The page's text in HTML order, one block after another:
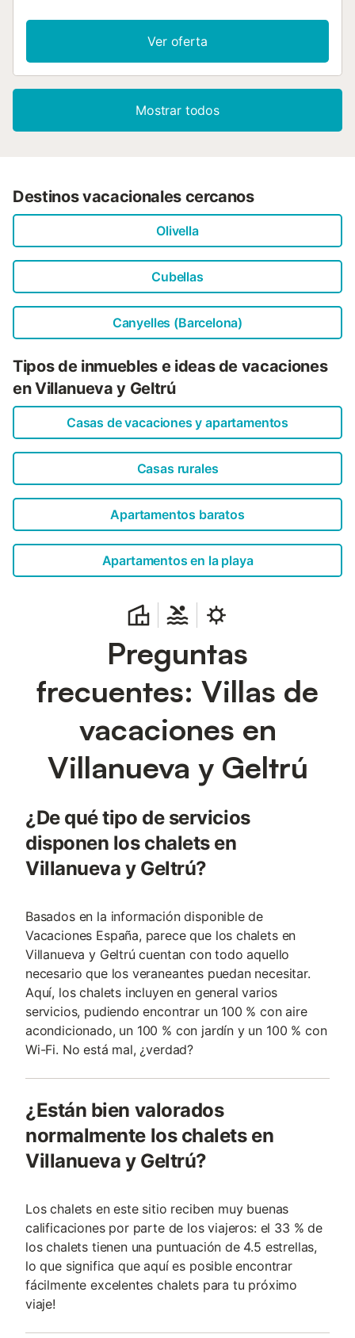
Ver oferta
Mostrar todos
Destinos vacacionales cercanos
Olivella
Cubellas
Canyelles (Barcelona)
Tipos de inmuebles e ideas de vacaciones
en Villanueva y Geltrú
Casas de vacaciones y apartamentos
Casas rurales
Apartamentos baratos
Apartamentos en la playa
Preguntas
frecuentes: Villas de
vacaciones en
Villanueva y Geltrú
¿De qué tipo de servicios
disponen los chalets en
Villanueva y Geltrú?
Basados en la información disponible de
Vacaciones España, parece que los chalets en
Villanueva y Geltrú cuentan con todo aquello
necesario que los veraneantes puedan necesitar.
Aquí, los chalets incluyen en general varios
servicios, pudiendo encontrar un 100 % con aire
acondicionado, un 100 % con jardín y un 100 % con
Wi-Fi. No está mal, ¿verdad?
¿Están bien valorados
normalmente los chalets en
Villanueva y Geltrú?
Los chalets en este sitio reciben muy buenas
calificaciones por parte de los viajeros: el 33 % de
los chalets tienen una puntuación de 4.5 estrellas,
lo que significa que aquí es posible encontrar
fácilmente excelentes chalets para tu próximo
viaje!